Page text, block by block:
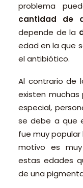
problema
cantidad de
depende de la
edad en la que
el antibiótico.
Al contrario de
existen
especial,
se debe a que
fue muy popular
motivo es
estas edades
de una